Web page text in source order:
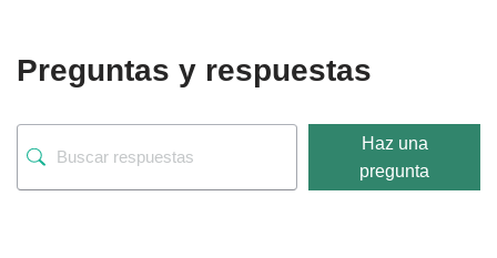
Preguntas y respuestas
Haz una
pregunta